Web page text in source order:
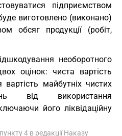
підприємством
виготовлено (виконано)
обсяг продукції (робіт,
необоротного
оцінок: чиста вартість
вартість майбутніх чистих
від використання
його ліквідаційну
4 в редакції Наказу